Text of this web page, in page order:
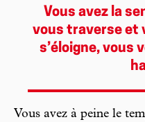
Vous avez la
vous traverse et
s’éloigne, vous
Vous avez à peine le